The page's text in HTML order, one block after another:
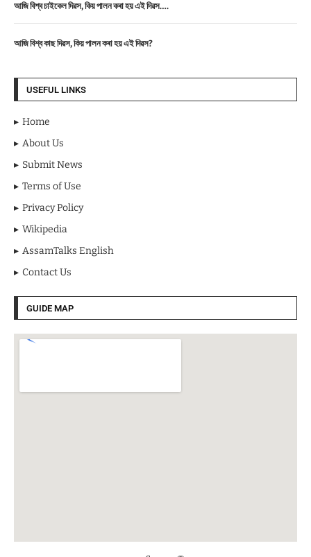
আজি বিশ্ব চাইকেল দিৱস, কিয় পালন কৰা হয় এই দিৱস….
আজি বিশ্ব কাছ দিৱস, কিয় পালন কৰা হয় এই দিৱস?
USEFUL LINKS
Home
About Us
Submit News
Terms of Use
Privacy Policy
Wikipedia
AssamTalks English
Contact Us
GUIDE MAP